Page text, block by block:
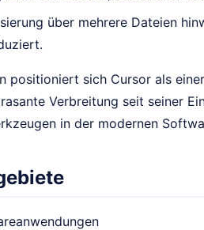
über mehrere Dateien
positioniert sich Cursor als
Verbreitung seit seiner
in der modernen